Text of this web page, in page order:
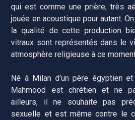
qui est comme une prière, très
jouée en acoustique pour autant.
la qualité de cette production
vitraux sont représentés dans le
atmosphère religieuse à ce
Né à Milan d’un père égyptien et
Mahmood est chrétien et ne
ailleurs, il ne souhaite pas
sexuelle et est même contre le